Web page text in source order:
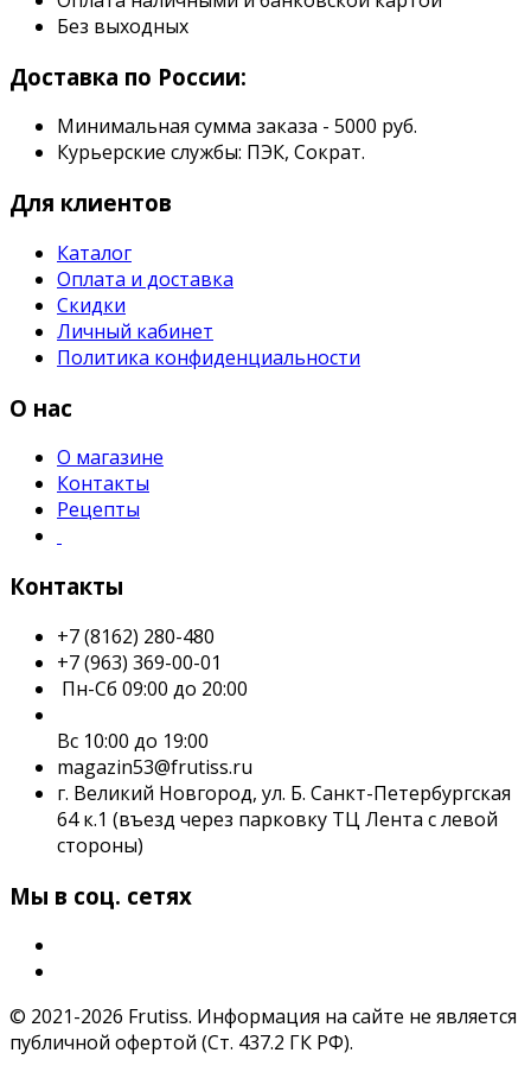
Без выходных
Доставка по России:
Минимальная сумма заказа - 5000 руб.
Курьерские службы: ПЭК, Сократ.
Для клиентов
Каталог
Оплата и доставка
Скидки
Личный кабинет
Политика конфиденциальности
О нас
О магазине
Контакты
Рецепты
Контакты
+7 (8162) 280-480
+7 (963) 369-00-01
Пн-Сб 09:00 до 20:00
Вс 10:00 до 19:00
magazin53@frutiss.ru
г. Великий Новгород, ул. Б. Санкт-Петербургская
64 к.1 (въезд через парковку ТЦ Лента с левой
стороны)
Мы в соц. сетях
© 2021-2026 Frutiss. Информация на сайте не является
публичной офертой (Ст. 437.2 ГК РФ).